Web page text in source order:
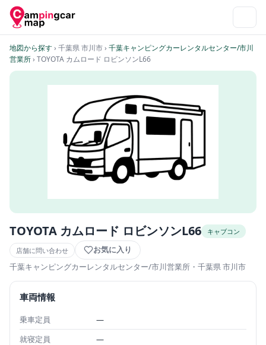
地図から探す› 千葉県 市川市› 千葉キャンピングカーレンタルセンター/市川
営業所› TOYOTA カムロード ロビンソンL66
TOYOTA カムロード ロビンソンL66 キャブコン
店舗に問い合わせ お気に入り
千葉キャンピングカーレンタルセンター/市川営業所 ・千葉県 市川市
車両情報
乗車定員
—
就寝定員
—